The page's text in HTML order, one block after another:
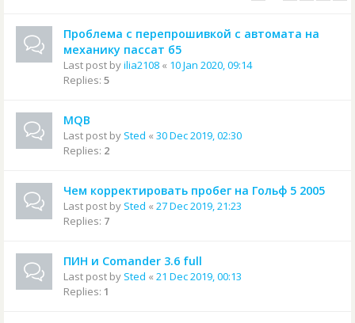
Проблема с перепрошивкой с автомата на
механику пассат б5
Last post byilia2108 « 10 Jan 2020, 09:14
Replies: 5
MQB
Last post by Sted « 30 Dec 2019, 02:30
Replies: 2
Чем корректировать пробег на Гольф 5 2005
Last post by Sted « 27 Dec 2019, 21:23
Replies: 7
ПИН и Comander 3.6 full
Last post by Sted « 21 Dec 2019, 00:13
Replies: 1